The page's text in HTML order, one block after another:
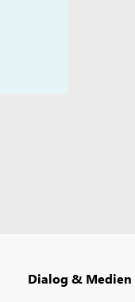
Dialog & Medien